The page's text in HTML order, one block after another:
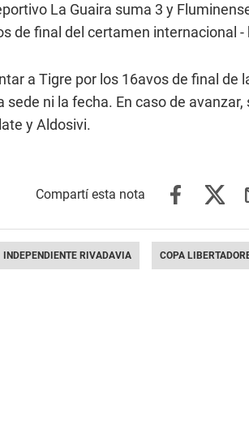
La Guaira suma 3 y
de final del certamen internacional
a Tigre por los 16avos de final de
ni la fecha. En caso de
y Aldosivi.
INDEPENDIENTE RIVADAVIA COPA